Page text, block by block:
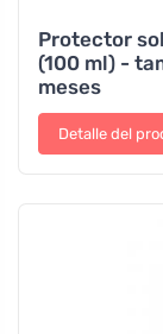
Protector
(100 ml) -
meses
Detalle del